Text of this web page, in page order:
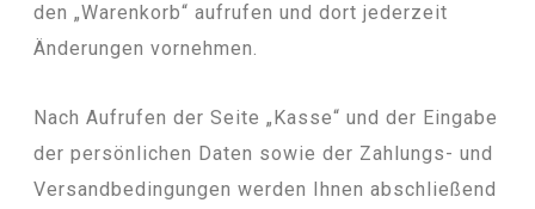
den „Warenkorb“ aufrufen und dort jederzeit
Änderungen vornehmen.
Nach Aufrufen der Seite „Kasse“ und der Eingabe
der persönlichen Daten sowie der Zahlungs- und
Versandbedingungen werden Ihnen abschließend